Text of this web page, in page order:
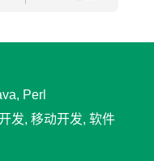
Perl
发, 移动开发, 软件